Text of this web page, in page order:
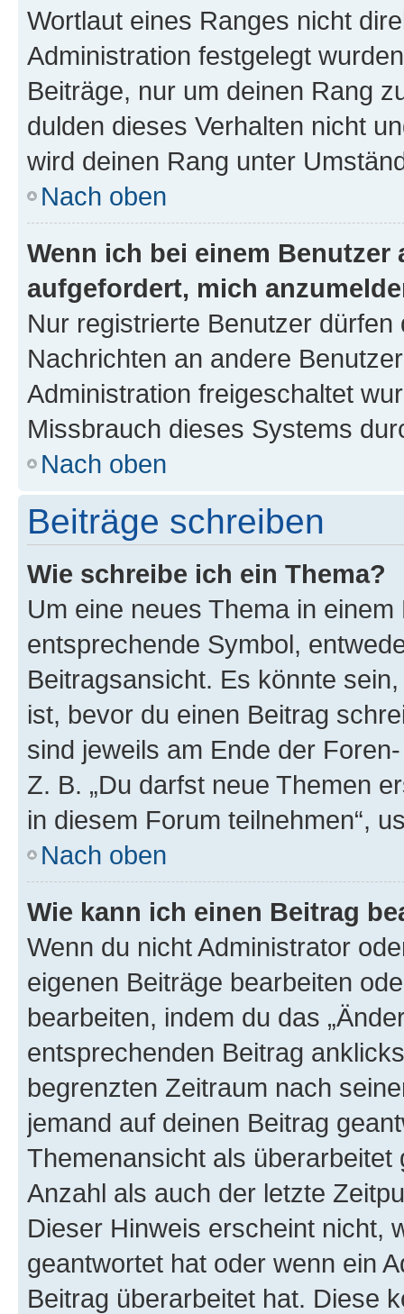
Wortlaut eines Ranges nicht
Administration festgelegt
Beiträge, nur um deinen Rang
dulden dieses Verhalten nicht
wird deinen Rang unter
Nach oben
Wenn ich bei einem
aufgefordert, mich
Nur registrierte Benutzer
Nachrichten an andere
Administration freigeschaltet
Missbrauch dieses Systems
Nach oben
Beiträge schreiben
Wie schreibe ich ein Thema?
Um eine neues Thema in
entsprechende Symbol,
Beitragsansicht. Es könnte
ist, bevor du einen Beitrag
sind jeweils am Ende der
Z. B. „Du darfst neue Themen
in diesem Forum teilnehmen“,
Nach oben
Wie kann ich einen Beitrag
Wenn du nicht Administrator
eigenen Beiträge bearbeiten
bearbeiten, indem du das
entsprechenden Beitrag
begrenzten Zeitraum nach
jemand auf deinen Beitrag
Themenansicht als
Anzahl als auch der letzte
Dieser Hinweis erscheint nicht,
geantwortet hat oder wenn ein
Beitrag überarbeitet hat. Diese